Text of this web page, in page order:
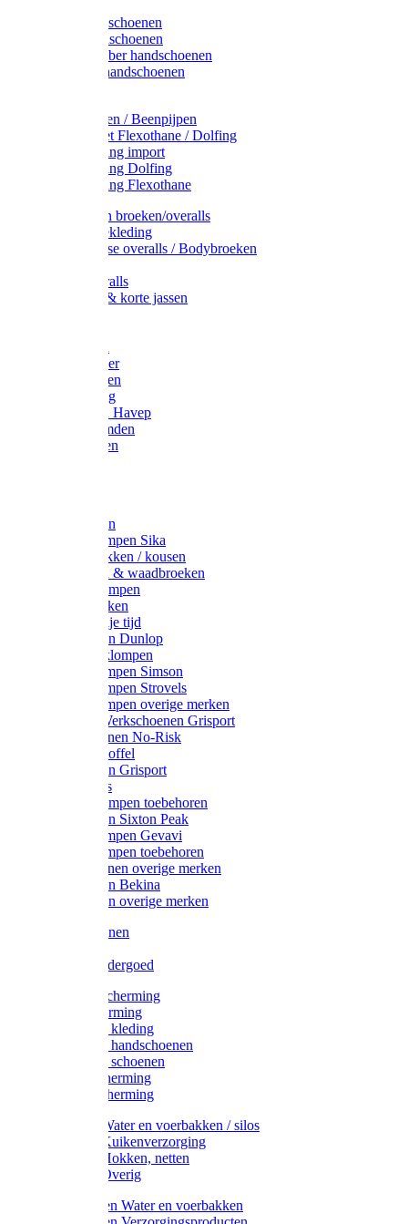
Latex handschoenen
Leren handschoenen
PVC / Rubber handschoenen
Katoenen handschoenen
Plukmouwen / Beenpijpen
Reparatieset Flexothane / Dolfing
Regenkleding import
Regenkleding Dolfing
Regenkleding Flexothane
Toebehoren broeken/overalls
Signalisatiekleding
Amerikaanse overalls / Bodybroeken
Kinderoveralls
Stofjassen & korte jassen
Bodywarmer
Werkbroeken
Zaagkleding
Werkjassen Havep
Thermohemden
Overhemden
Werksokken
Schoenklompen Sika
Thermo sokken / kousen
Lieslaarzen & waadbroeken
Houten klompen
Wandelsokken
Laarzen vrije tijd
Werklaarzen Dunlop
Kunststof klompen
Schoenklompen Simson
Schoenklompen Strovels
Schoenklompen overige merken
Wandel-/ Werkschoenen Grisport
Werkschoenen No-Risk
Klomppantoffel
Werklaarzen Grisport
Accessoires
Houten klompen toebehoren
Werklaarzen Sixton Peak
Schoenklompen Gevavi
Schoenklompen toebehoren
Werkschoenen overige merken
Werklaarzen Bekina
Werklaarzen overige merken
Handschoenen
Thermo ondergoed
Gehoorbescherming
Oogbescherming
Disposable kleding
Disposable handschoenen
Disposable schoenen
Mondbescherming
Hoofdbescherming
Pluimvee Water en voerbakken / silos
Pluimvee Kuikenverzorging
Pluimvee Hokken, netten
Pluimvee Overig
Knaagdieren Water en voerbakken